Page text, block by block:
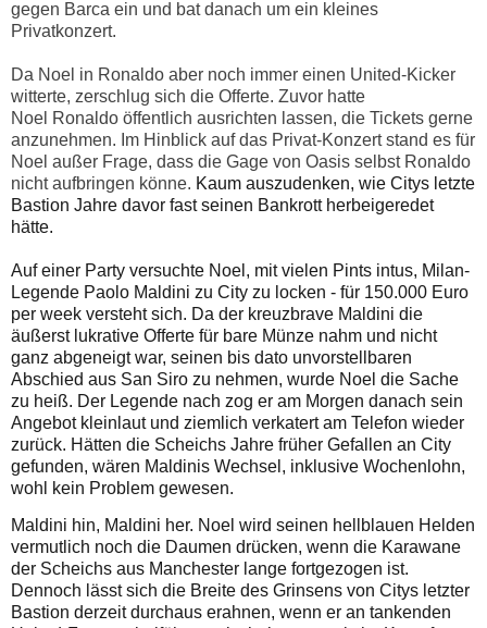
gegen Barca ein und bat danach um ein kleines
Privatkonzert.
Da Noel in Ronaldo aber noch immer einen United-Kicker
witterte, zerschlug sich die Offerte. Zuvor hatte
Noel Ronaldo öffentlich ausrichten lassen, die Tickets gerne
anzunehmen. Im Hinblick auf das Privat-Konzert stand es für
Noel außer Frage, dass die Gage von Oasis selbst Ronaldo
nicht aufbringen könne. Kaum auszudenken, wie Citys letzte
Bastion Jahre davor fast seinen Bankrott herbeigeredet
hätte.
Auf einer Party versuchte Noel, mit vielen Pints intus, Milan-
Legende Paolo Maldini zu City zu locken - für 150.000 Euro
per week versteht sich. Da der kreuzbrave Maldini die
äußerst lukrative Offerte für bare Münze nahm und nicht
ganz abgeneigt war, seinen bis dato unvorstellbaren
Abschied aus San Siro zu nehmen, wurde Noel die Sache
zu heiß. Der Legende nach zog er am Morgen danach sein
Angebot kleinlaut und ziemlich verkatert am Telefon wieder
zurück. Hätten die Scheichs Jahre früher Gefallen an City
gefunden, wären Maldinis Wechsel, inklusive Wochenlohn,
wohl kein Problem gewesen.
Maldini hin, Maldini her. Noel wird seinen hellblauen Helden
vermutlich noch die Daumen drücken, wenn die Karawane
der Scheichs aus Manchester lange fortgezogen ist.
Dennoch lässt sich die Breite des Grinsens von Citys letzter
Bastion derzeit durchaus erahnen, wenn er an tankenden